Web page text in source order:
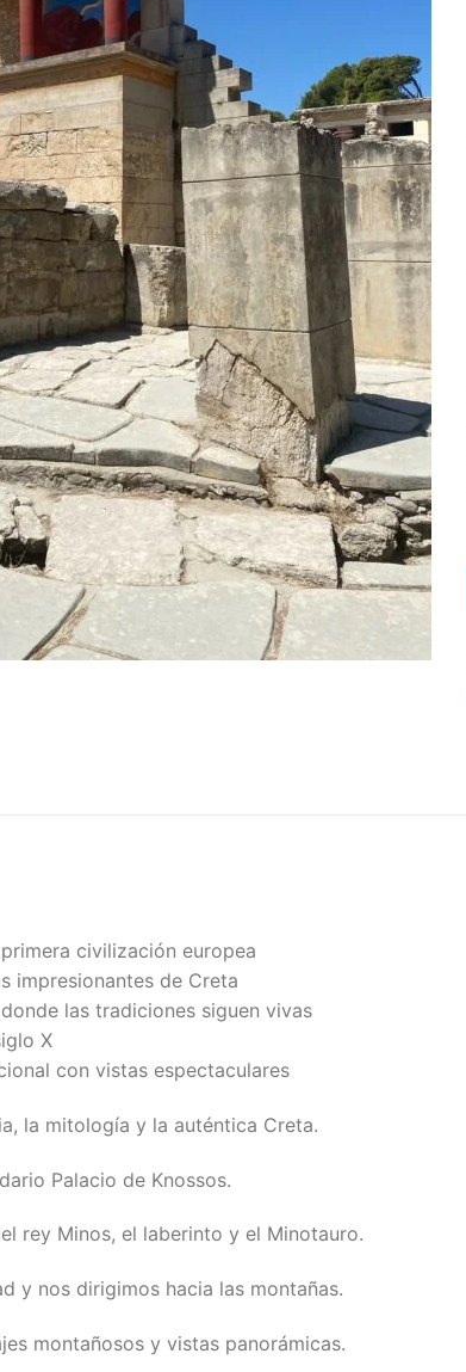
civilización europea
impresionantes de Creta
las tradiciones siguen vivas
X
con vistas espectaculares
la mitología y la auténtica Creta.
Palacio de Knossos.
rey Minos, el laberinto y el Minotauro.
y nos dirigimos hacia las montañas.
montañosos y vistas panorámicas.